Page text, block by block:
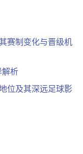
赛制变化与晋级机
解析
位及其深远足球影